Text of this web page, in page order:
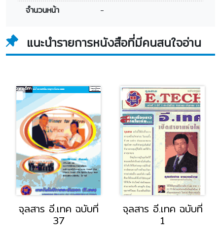
จำนวนหน้า
-
แนะนำรายการหนังสือที่มีคนสนใจอ่าน
จุลสาร อี.เทค ฉบับที่
37
จุลสาร อี.เทค ฉบับที่
1